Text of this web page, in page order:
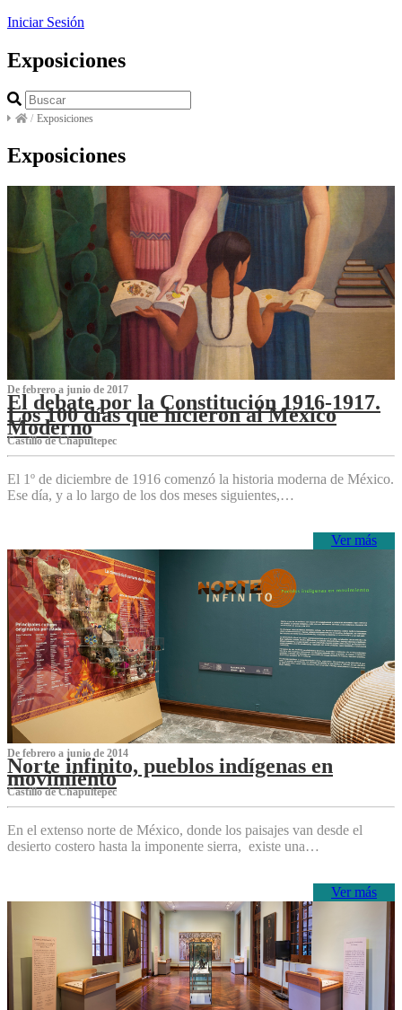
Iniciar Sesión
Exposiciones
/ Exposiciones
Exposiciones
De febrero a junio de 2017
El debate por la Constitución 1916-1917.
Los 100 días que hicieron al México
Moderno
Castillo de Chapultepec
El 1º de diciembre de 1916 comenzó la historia moderna de México.
Ese día, y a lo largo de los dos meses siguientes,…
Ver más
De febrero a junio de 2014
Norte infinito, pueblos indígenas en
movimiento
Castillo de Chapultepec
En el extenso norte de México, donde los paisajes van desde el
desierto costero hasta la imponente sierra, existe una…
Ver más